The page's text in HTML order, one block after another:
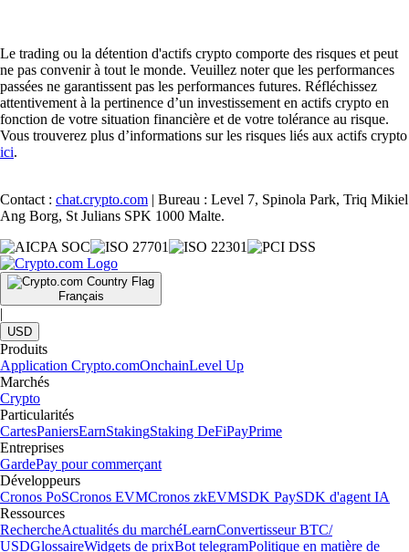
Le trading ou la détention d'actifs crypto comporte des risques et peut
ne pas convenir à tout le monde. Veuillez noter que les performances
passées ne garantissent pas les performances futures. Réfléchissez
attentivement à la pertinence d’un investissement en actifs crypto en
fonction de votre situation financière et de votre tolérance au risque.
Vous trouverez plus d’informations sur les risques liés aux actifs crypto
ici.
Contact : chat.crypto.com | Bureau : Level 7, Spinola Park, Triq Mikiel
Ang Borg, St Julians SPK 1000 Malte.
Français
|
USD
Produits
Application Crypto.comOnchainLevel Up
Marchés
Crypto
Particularités
CartesPaniersEarnStakingStaking DeFiPayPrime
Entreprises
GardePay pour commerçant
Développeurs
Cronos PoSCronos EVMCronos zkEVMSDK PaySDK d'agent IA
Ressources
RechercheActualités du marchéLearnConvertisseur BTC/
USDGlossaireWidgets de prixBot telegramPolitique en matière de